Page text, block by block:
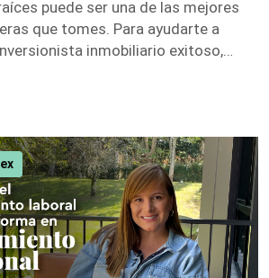
puede ser una de las mejores
que tomes. Para ayudarte a
inmobiliario exitoso,
y el conocimiento
destacadas. 1. El Inversionista
Raíces – Gary Keller Gary Keller,
Realty, recopila los
de 100 inversionistas millonarios
completa sobre […]